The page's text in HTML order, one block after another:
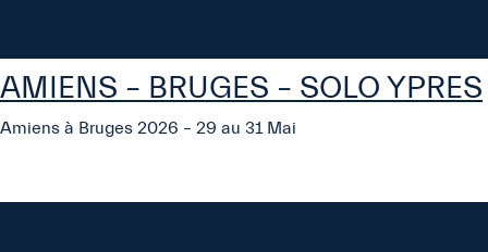
AMIENS – BRUGES – SOLO YPRES
Amiens à Bruges 2026 – 29 au 31 Mai